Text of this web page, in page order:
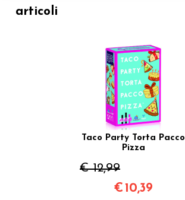
articoli
Taco Party Torta Pacco
Pizza
€ 12,99
€ 10,39